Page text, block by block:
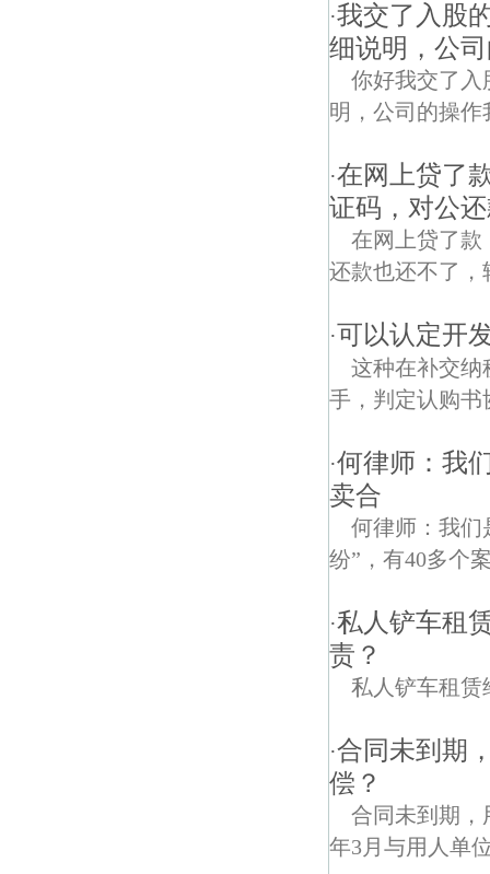
·我交了入股
细说明，公
你好我交了入
明，公司的操作
·在网上贷了
证码，对公
在网上贷了款
还款也还不了，
·可以认定开
这种在补交纳
手，判定认购书
·何律师：我
卖合
何律师：我们
纷”，有40多个
·私人铲车租
责？
私人铲车租赁
·合同未到期
偿？
合同未到期，
年3月与用人单